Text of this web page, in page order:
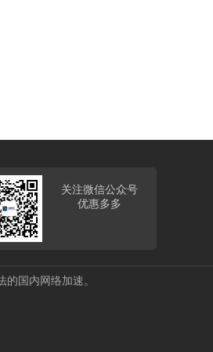
关注微信公众号
优惠多多
国内网络加速。